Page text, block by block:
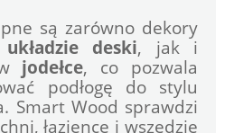
deski, jak i
jodełce, co pozwala
podłogę do stylu
Smart Wood sprawdzi
łazience i wszędzie